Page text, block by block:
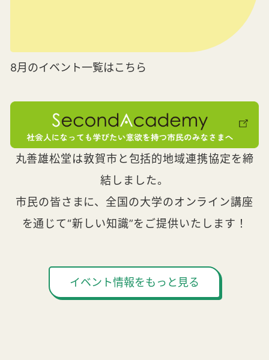
8月のイベント一覧はこちら
丸善雄松堂は敦賀市と包括的地域連携協定を締
結しました。
市民の皆さまに、全国の大学のオンライン講座
を通じて“新しい知識”をご提供いたします！
イベント情報をもっと見る